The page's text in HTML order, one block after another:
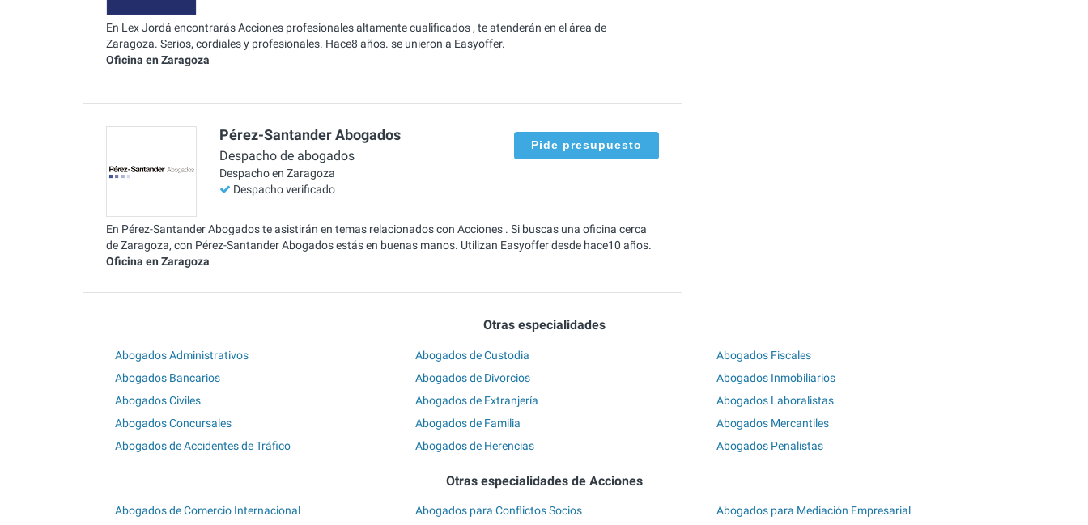
En Lex Jordá encontrarás Acciones profesionales altamente cualificados , te atenderán en el área de
Zaragoza. Serios, cordiales y profesionales. Hace8 años. se unieron a Easyoffer.
Oficina en Zaragoza
Pérez-Santander Abogados
Despacho de abogados
Despacho en Zaragoza
Despacho verificado
Pide presupuesto
En Pérez-Santander Abogados te asistirán en temas relacionados con Acciones . Si buscas una oficina cerca
de Zaragoza, con Pérez-Santander Abogados estás en buenas manos. Utilizan Easyoffer desde hace10 años.
Oficina en Zaragoza
Otras especialidades
Abogados Administrativos
Abogados Bancarios
Abogados Civiles
Abogados Concursales
Abogados de Accidentes de Tráfico
Abogados de Custodia
Abogados de Divorcios
Abogados de Extranjería
Abogados de Familia
Abogados de Herencias
Abogados Fiscales
Abogados Inmobiliarios
Abogados Laboralistas
Abogados Mercantiles
Abogados Penalistas
Otras especialidades de Acciones
Abogados de Comercio Internacional
Abogados para Conflictos Socios
Abogados para Mediación Empresarial